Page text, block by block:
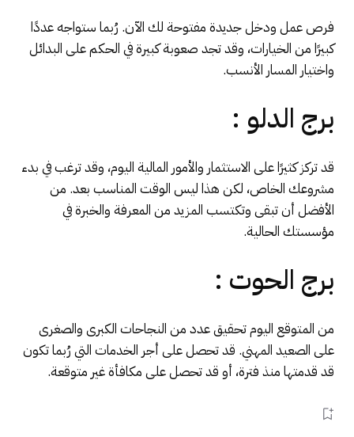
فرص عمل ودخل جديدة مفتوحة لك الآن. رُبما ستواجه عددًا
كبيرًا من الخيارات، وقد تجد صعوبة كبيرة في الحكم على البدائل
واختيار المسار الأنسب.
برج الدلو :
قد تركز كثيرًا على الاستثمار والأمور المالية اليوم، وقد ترغب في بدء
مشروعك الخاص، لكن هذا ليس الوقت المناسب بعد. من
الأفضل أن تبقى وتكتسب المزيد من المعرفة والخبرة في
مؤسستك الحالية.
برج الحوت :
من المتوقع اليوم تحقيق عدد من النجاحات الكبرى والصغرى
على الصعيد المهني. قد تحصل على أجر الخدمات التي رُبما تكون
قد قدمتها منذ فترة، أو قد تحصل على مكافأة غير متوقعة.